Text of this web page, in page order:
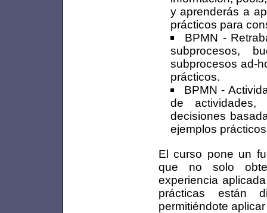
y aprenderás a
prácticos para
BPMN -
subprocesos,
subprocesos ad-
prácticos.
BPMN -
de actividades,
decisiones
ejemplos
El curso pone un
que no solo
experiencia
prácticas están
permitiéndote